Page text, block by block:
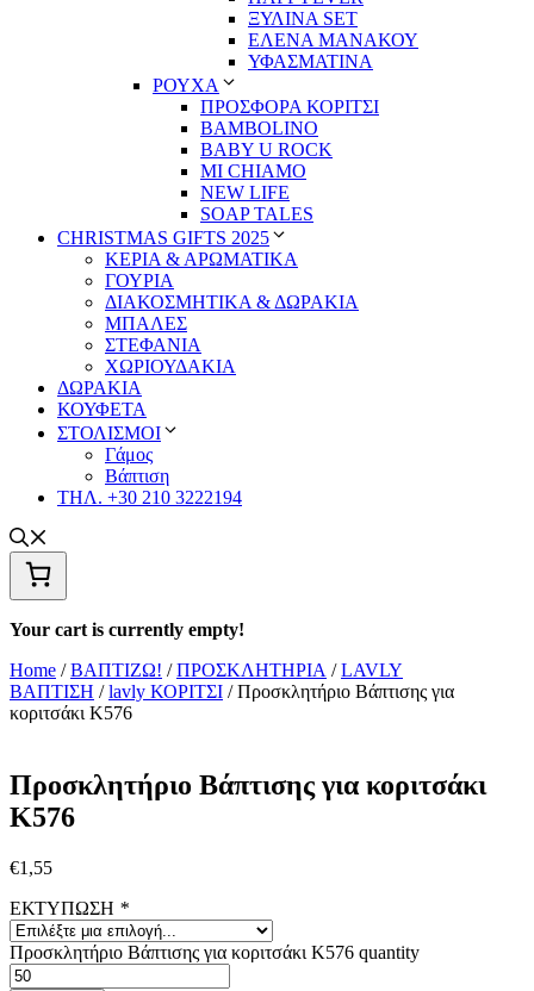
ΞΥΛΙΝΑ SET
ΕΛΕΝΑ ΜΑΝΑΚΟΥ
ΥΦΑΣΜΑΤΙΝΑ
ΡΟΥΧΑ
ΠΡΟΣΦΟΡΑ ΚΟΡΙΤΣΙ
BAMBOLINO
BABY U ROCK
MI CHIAMO
NEW LIFE
SOAP TALES
CHRISTMAS GIFTS 2025
ΚΕΡΙΑ & ΑΡΩΜΑΤΙΚΑ
ΓΟΥΡΙΑ
ΔΙΑΚΟΣΜΗΤΙΚΑ & ΔΩΡΑΚΙΑ
ΜΠΑΛΕΣ
ΣΤΕΦΑΝΙΑ
ΧΩΡΙΟΥΔΑΚΙΑ
ΔΩΡΑΚΙΑ
ΚΟΥΦΕΤΑ
ΣΤΟΛΙΣΜΟΙ
Γάμος
Βάπτιση
ΤΗΛ. +30 210 3222194
Your cart is currently empty!
Home /ΒΑΠΤΙΖΩ! /ΠΡΟΣΚΛΗΤΗΡΙΑ /LAVLY
ΒΑΠΤΙΣΗ /lavly ΚΟΡΙΤΣΙ / Προσκλητήριο Βάπτισης για
κοριτσάκι Κ576
Προσκλητήριο Βάπτισης για κοριτσάκι
Κ576
€1,55
ΕΚΤΥΠΩΣΗ *
Προσκλητήριο Βάπτισης για κοριτσάκι Κ576 quantity